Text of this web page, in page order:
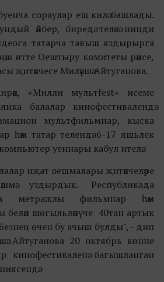
буенча сораулар еш килә башлады.
әйбер, биредә теләсә нинди
татарча тавыш яздырырга
итте Оештыру комитеты рәисе,
җитәкчесе Миләүшә Айтуганова.
«Милли мультfest» исеме
балалар кинофестивалендә
мультфильмнар, кыска
һәм татар телендә 6-17 яшьлек
уеннары кабул ителә.
иҗат оешмалары җитәкчеләре
уздырдык. Республикада
метражлы фильмнар һәм
шөгыльләнүче 40тан артык
Безнең өчен бу ачыш булды", - дип
Айтуганова 20 октябрь көнне
кинофестиваленә багышланган